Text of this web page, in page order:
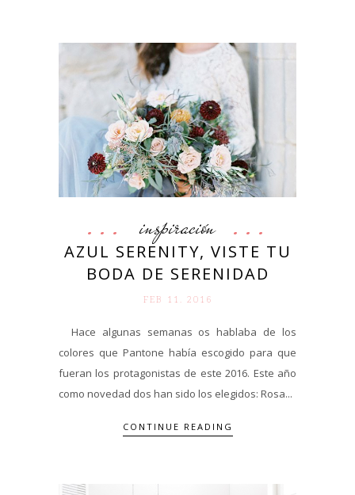
inspiración
AZUL SERENITY, VISTE TU
BODA DE SERENIDAD
FEB 11. 2016
Hace algunas semanas os hablaba de los
colores que Pantone había escogido para que
fueran los protagonistas de este 2016. Este año
como novedad dos han sido los elegidos: Rosa...
CONTINUE READING